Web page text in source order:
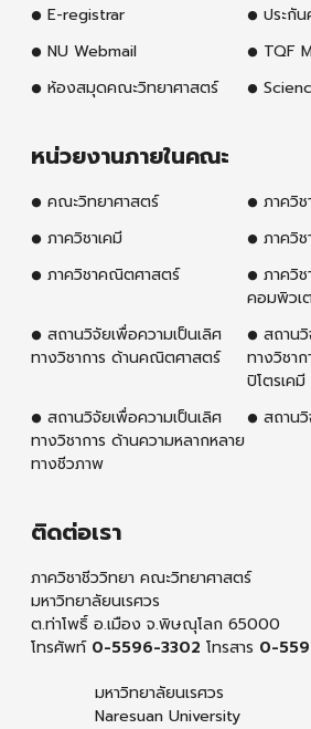
E-registrar
ประกั
NU Webmail
TQF
ห้องสมุดคณะวิทยาศาสตร์
หน่วยงานภายในคณะ
คณะวิทยาศาสตร์
ภาควิ
ภาควิชาเคมี
ภาควิ
ภาควิชาคณิตศาสตร์
ภาควิช
คอมพิวเ
สถานวิจัยเพื่อความเป็นเลิศ
ทางวิชาการ ด้านคณิตศาสตร์
สถาน
ทางวิชา
ปิโตรเค
สถานวิจัยเพื่อความเป็นเลิศ
ทางวิชาการ ด้านความหลากหลาย
ทางชีวภาพ
สถาน
ติดต่อเรา
ภาควิชาชีววิทยา คณะวิทยาศาสตร์
มหาวิทยาลัยนเรศวร
ต.ท่าโพธิ์ อ.เมือง จ.พิษณุโลก 65000
โทรศัพท์ 0-5596-3302 โทรสาร 0-
มหาวิทยาลัยนเรศวร
Naresuan University